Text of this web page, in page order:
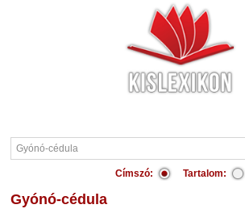
Címszó: Tartalom:
Gyónó-cédula